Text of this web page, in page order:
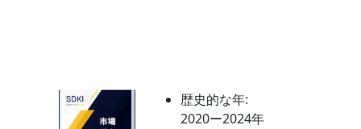
歴史的な年:
2020ー2024年